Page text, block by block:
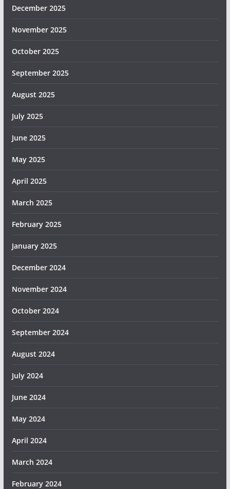
December 2025
November 2025
October 2025
September 2025
August 2025
July 2025
June 2025
May 2025
April 2025
March 2025
February 2025
January 2025
December 2024
November 2024
October 2024
September 2024
August 2024
July 2024
June 2024
May 2024
April 2024
March 2024
February 2024